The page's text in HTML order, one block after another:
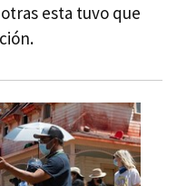
esta tuvo que